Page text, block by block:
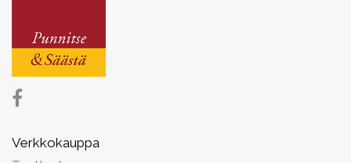
Verkkokauppa